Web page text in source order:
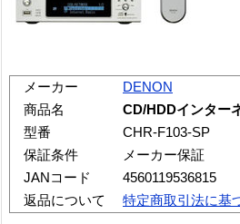
メーカー
DENON
商品名
CD/HDDインター
型番
CHR-F103-SP
保証条件
メーカー保証
JANコード
4560119536815
返品について
特定商取引法に基